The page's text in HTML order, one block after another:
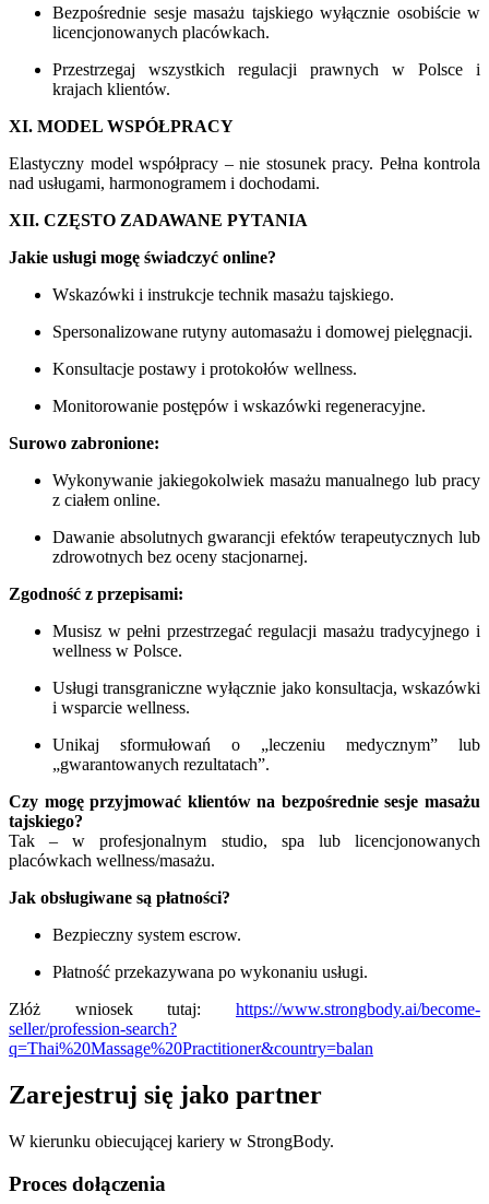
Bezpośrednie sesje masażu tajskiego wyłącznie osobiście w
licencjonowanych placówkach.
Przestrzegaj wszystkich regulacji prawnych w Polsce i
krajach klientów.
XI. MODEL WSPÓŁPRACY
Elastyczny model współpracy – nie stosunek pracy. Pełna kontrola
nad usługami, harmonogramem i dochodami.
XII. CZĘSTO ZADAWANE PYTANIA
Jakie usługi mogę świadczyć online?
Wskazówki i instrukcje technik masażu tajskiego.
Spersonalizowane rutyny automasażu i domowej pielęgnacji.
Konsultacje postawy i protokołów wellness.
Monitorowanie postępów i wskazówki regeneracyjne.
Surowo zabronione:
Wykonywanie jakiegokolwiek masażu manualnego lub pracy
z ciałem online.
Dawanie absolutnych gwarancji efektów terapeutycznych lub
zdrowotnych bez oceny stacjonarnej.
Zgodność z przepisami:
Musisz w pełni przestrzegać regulacji masażu tradycyjnego i
wellness w Polsce.
Usługi transgraniczne wyłącznie jako konsultacja, wskazówki
i wsparcie wellness.
Unikaj sformułowań o „leczeniu medycznym” lub
„gwarantowanych rezultatach”.
Czy mogę przyjmować klientów na bezpośrednie sesje masażu
tajskiego?
Tak – w profesjonalnym studio, spa lub licencjonowanych
placówkach wellness/masażu.
Jak obsługiwane są płatności?
Bezpieczny system escrow.
Płatność przekazywana po wykonaniu usługi.
Złóż wniosek tutaj: https://www.strongbody.ai/become-
seller/profession-search?
q=Thai%20Massage%20Practitioner&country=balan
Zarejestruj się jako partner
W kierunku obiecującej kariery w StrongBody.
Proces dołączenia